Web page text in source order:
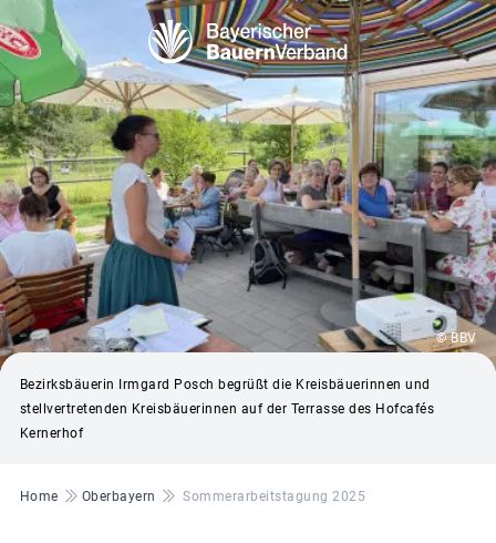
© BBV
Bezirksbäuerin Irmgard Posch begrüßt die Kreisbäuerinnen und
stellvertretenden Kreisbäuerinnen auf der Terrasse des Hofcafés
Kernerhof
Pfadnavigation
Home Oberbayern Sommerarbeitstagung 2025